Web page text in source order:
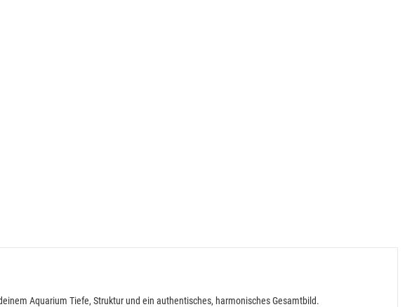
Aquarium Tiefe, Struktur und ein authentisches, harmonisches Gesamtbild.